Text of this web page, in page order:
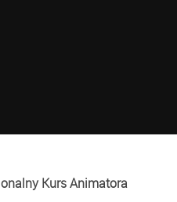
Kurs Animatora